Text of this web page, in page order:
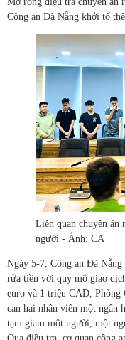
Công an Đà Nẵng khởi tố
Liên quan chuyên án
người - Ảnh: CA
Ngày 5-7, Công an Đà
rửa tiền với quy mô giao
euro và 1 triệu CAD, Phòng
can hai nhân viên một ngân
tạm giam một người, một